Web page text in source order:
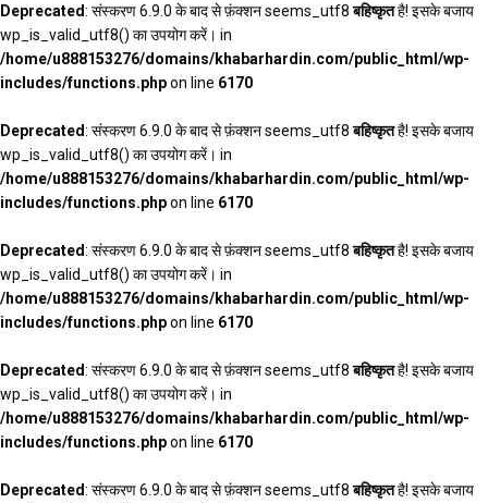
Deprecated: संस्करण 6.9.0 के बाद से फ़ंक्शन seems_utf8बहिष्कृतहै! इसके बजाय
wp_is_valid_utf8() का उपयोग करें। in
/home/u888153276/domains/khabarhardin.com/public_html/wp-
includes/functions.phpon line 6170
Deprecated: संस्करण 6.9.0 के बाद से फ़ंक्शन seems_utf8बहिष्कृतहै! इसके बजाय
wp_is_valid_utf8() का उपयोग करें। in
/home/u888153276/domains/khabarhardin.com/public_html/wp-
includes/functions.phpon line 6170
Deprecated: संस्करण 6.9.0 के बाद से फ़ंक्शन seems_utf8बहिष्कृतहै! इसके बजाय
wp_is_valid_utf8() का उपयोग करें। in
/home/u888153276/domains/khabarhardin.com/public_html/wp-
includes/functions.phpon line 6170
Deprecated: संस्करण 6.9.0 के बाद से फ़ंक्शन seems_utf8बहिष्कृतहै! इसके बजाय
wp_is_valid_utf8() का उपयोग करें। in
/home/u888153276/domains/khabarhardin.com/public_html/wp-
includes/functions.phpon line 6170
Deprecated: संस्करण 6.9.0 के बाद से फ़ंक्शन seems_utf8बहिष्कृतहै! इसके बजाय